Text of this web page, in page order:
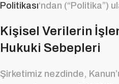
Politikası‘ndan (“Politika”)
Kişisel Verilerin
Hukuki Sebepleri
Şirketimiz nezdinde,